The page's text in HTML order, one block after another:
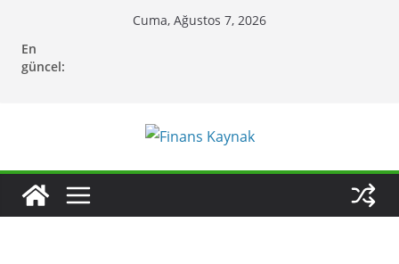
content
Cuma, Ağustos 7, 2026
En
güncel: